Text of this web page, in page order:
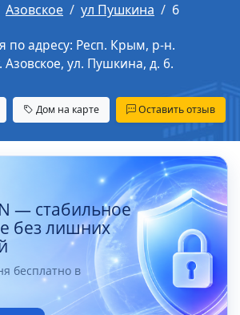
Азовское ул Пушкина
6
по адресу: Респ. Крым, р-н.
ул. Пушкина, д. 6.
Дом на карте Оставить отзыв
— стабильное
без лишних
бесплатно в